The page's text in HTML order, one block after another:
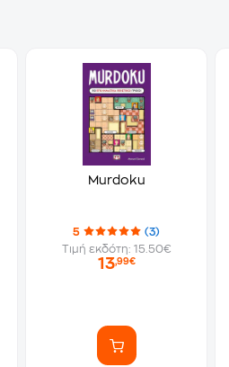
Murdoku
5
(3)
Τιμή εκδότη: 15.50€
13,99€